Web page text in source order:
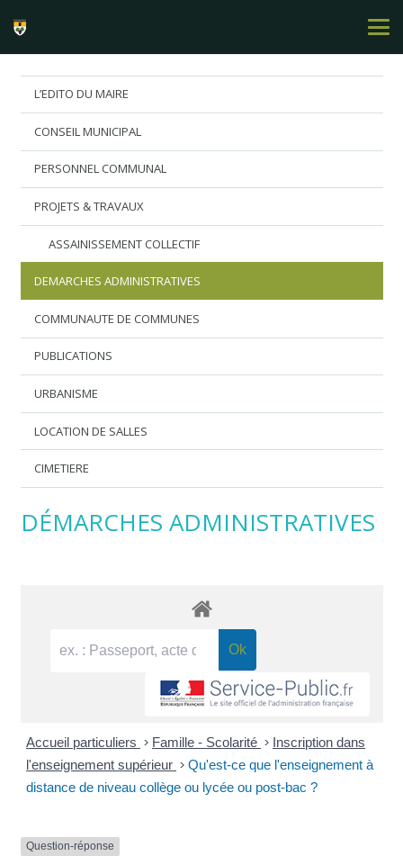
L’EDITO DU MAIRE
CONSEIL MUNICIPAL
PERSONNEL COMMUNAL
PROJETS & TRAVAUX
ASSAINISSEMENT COLLECTIF
DEMARCHES ADMINISTRATIVES
COMMUNAUTE DE COMMUNES
PUBLICATIONS
URBANISME
LOCATION DE SALLES
CIMETIERE
DÉMARCHES ADMINISTRATIVES
Accueil particuliers > Famille - Scolarité > Inscription dans
l'enseignement supérieur > Qu'est-ce que l'enseignement à
distance de niveau collège ou lycée ou post-bac ?
Question-réponse